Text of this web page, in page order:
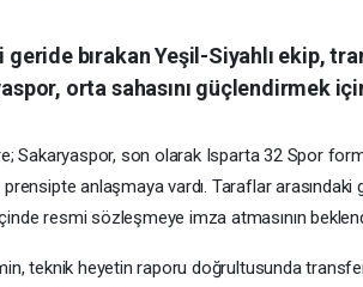
bırakan Yeşil-Siyahlı ekip,
orta sahasını güçlendirmek
Sakaryaspor, son olarak Isparta 32 Spor
prensipte anlaşmaya vardı. Taraflar
resmi sözleşmeye imza atmasının
teknik heyetin raporu doğrultusunda